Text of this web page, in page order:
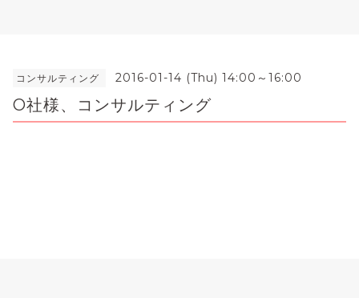
コンサルティング 2016-01-14 (Thu) 14:00～16:00
O社様、コンサルティング